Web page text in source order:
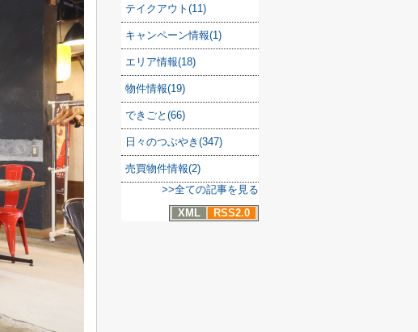
テイクアウト(11)
キャンペーン情報(1)
エリア情報(18)
物件情報(19)
できごと(66)
日々のつぶやき(347)
売買物件情報(2)
>>全ての記事を見る
XML
RSS2.0